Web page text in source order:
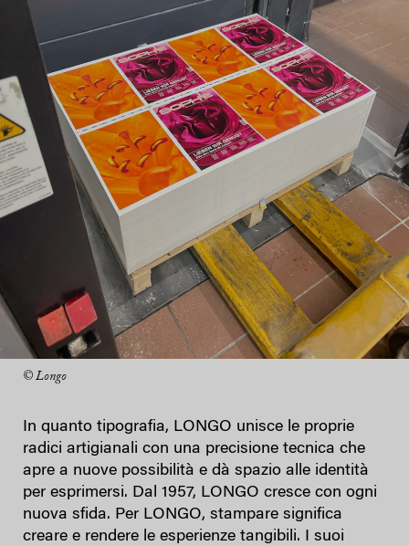
© Longo
In quanto tipografia, LONGO unisce le proprie
radici artigianali con una precisione tecnica che
apre a nuove possibilità e dà spazio alle identità
per esprimersi. Dal 1957, LONGO cresce con ogni
nuova sfida. Per LONGO, stampare significa
creare e rendere le esperienze tangibili. I suoi